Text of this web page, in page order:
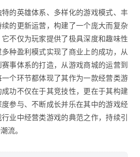
特的英雄体系、多样化的游戏模式、丰
的更新运营，构建了一个庞大而复杂
不仅为玩家提供了极具深度和趣味性
种盈利模式实现了商业上的成功，从
事体系的打造，从游戏商城的运营到
个环节都体现了其作为一款经营类游
功不仅在于其竞技性，更在于其构建
参与、不断成长并乐在其中的游戏经
业中经营类游戏的典范之作，持续引
流。